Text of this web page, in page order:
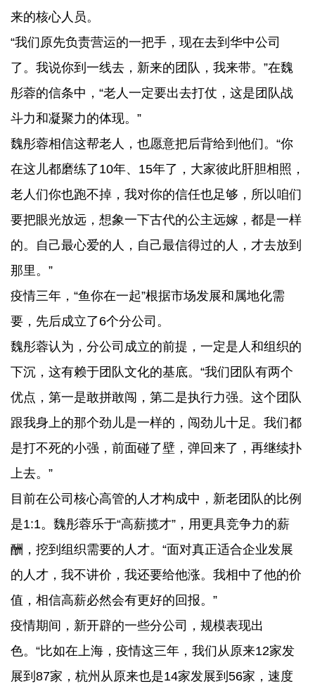
来的核心人员。
“我们原先负责营运的一把手，现在去到华中公司
了。我说你到一线去，新来的团队，我来带。”在魏
彤蓉的信条中，“老人一定要出去打仗，这是团队战
斗力和凝聚力的体现。”
魏彤蓉相信这帮老人，也愿意把后背给到他们。“你
在这儿都磨练了10年、15年了，大家彼此肝胆相照，
老人们你也跑不掉，我对你的信任也足够，所以咱们
要把眼光放远，想象一下古代的公主远嫁，都是一样
的。自己最心爱的人，自己最信得过的人，才去放到
那里。”
疫情三年，“鱼你在一起”根据市场发展和属地化需
要，先后成立了6个分公司。
魏彤蓉认为，分公司成立的前提，一定是人和组织的
下沉，这有赖于团队文化的基底。“我们团队有两个
优点，第一是敢拼敢闯，第二是执行力强。这个团队
跟我身上的那个劲儿是一样的，闯劲儿十足。我们都
是打不死的小强，前面碰了壁，弹回来了，再继续扑
上去。”
目前在公司核心高管的人才构成中，新老团队的比例
是1:1。魏彤蓉乐于“高薪揽才”，用更具竞争力的薪
酬，挖到组织需要的人才。“面对真正适合企业发展
的人才，我不讲价，我还要给他涨。我相中了他的价
值，相信高薪必然会有更好的回报。”
疫情期间，新开辟的一些分公司，规模表现出
色。“比如在上海，疫情这三年，我们从原来12家发
展到87家，杭州从原来也是14家发展到56家，速度